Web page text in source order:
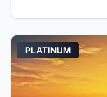
PLATINUM